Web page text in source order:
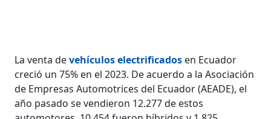
La venta devehículos electrificados en Ecuador
creció un 75% en el 2023. De acuerdo a la Asociación
de Empresas Automotrices del Ecuador (AEADE), el
año pasado se vendieron 12.277 de estos